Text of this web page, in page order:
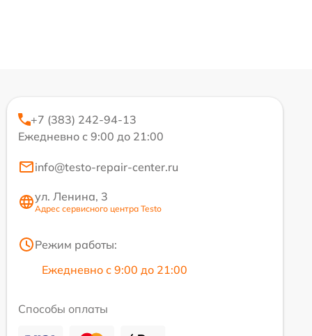
+7 (383) 242-94-13
Ежедневно с 9:00 до 21:00
info@testo-repair-center.ru
ул. Ленина, 3
Адрес сервисного центра Testo
Режим работы:
Ежедневно с 9:00 до 21:00
Способы оплаты